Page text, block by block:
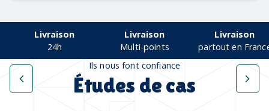
Livraison
24h
Livraison
Multi-points
Livraison
partout en
Ils nous font confiance
Études de cas